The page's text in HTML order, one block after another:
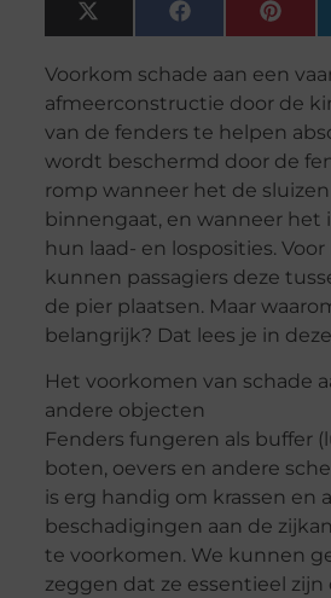
X
(Twitter)
Facebook
Voorkom schade aan een
afmeerconstructie door de
van de fenders te helpen
wordt beschermd door de
romp wanneer het de
binnengaat, en wanneer het
hun laad- en losposities.
kunnen passagiers deze
de pier plaatsen. Maar
belangrijk? Dat lees je in
Het voorkomen van schade
andere objecten
Fenders fungeren als buffer
boten, oevers en andere
is erg handig om krassen en
beschadigingen aan de
te voorkomen. We kunnen
zeggen dat ze essentieel zijn